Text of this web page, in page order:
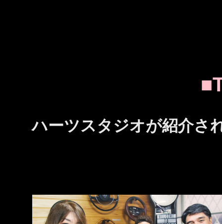
ハーツスタジオが紹介さ